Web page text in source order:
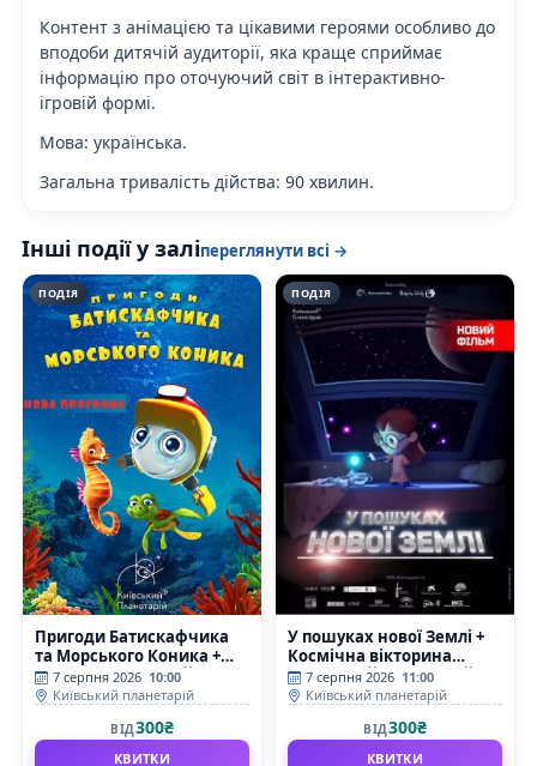
Контент з анімацією та цікавими героями особливо до
вподоби дитячій аудиторії, яка краще сприймає
інформацію про оточуючий світ в інтерактивно-
ігровій формі.
Мова: українська.
Загальна тривалість дійства: 90 хвилин.
Інші події у заліпереглянути всі →
ПОДІЯ
Пригоди Батискафчика
та Морського Коника +
Космікс (Київський
планетарій)
7 серпня 2026 10:00
Київський планетарій
ВІД300₴
КВИТКИ
ПОДІЯ
У пошуках нової Землі +
Космічна вікторина
(Київський планетарій)
7 серпня 2026 11:00
Київський планетарій
ВІД300₴
КВИТКИ